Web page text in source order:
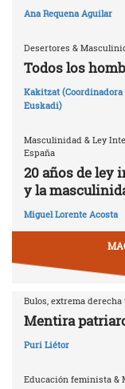
Ana Requena Aguilar
Desertores &
Todos los
Kakitzat
Euskadi)
Masculinidad & Ley
España
20 años de ley
y la
Miguel Lorente Acosta
Bulos, extrema
Mentira
Puri Liétor
Educación feminista &